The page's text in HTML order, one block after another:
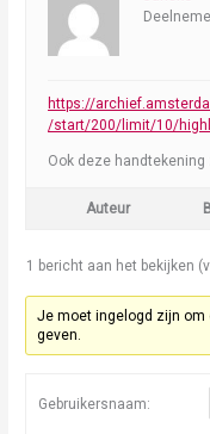
https://
/start/200/limit/10/
Ook deze
Auteur
1 bericht aan het bekijken
Je moet ingelogd zijn om
geven.
Gebruikersnaam: